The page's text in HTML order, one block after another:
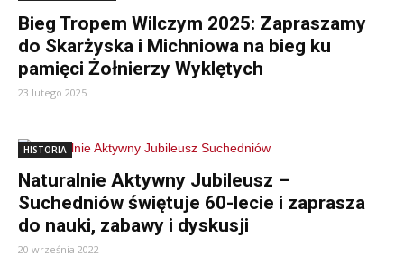
Bieg Tropem Wilczym 2025: Zapraszamy
do Skarżyska i Michniowa na bieg ku
pamięci Żołnierzy Wyklętych
23 lutego 2025
HISTORIA
Naturalnie Aktywny Jubileusz –
Suchedniów świętuje 60-lecie i zaprasza
do nauki, zabawy i dyskusji
20 września 2022